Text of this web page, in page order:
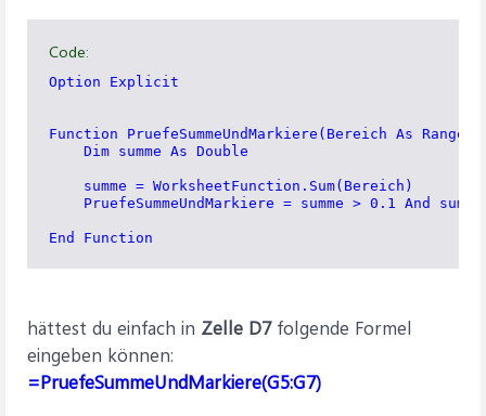
Code:
Option Explicit
Function PruefeSummeUndMarkiere(Bereich As Range)
    Dim summe As Double
    summe = WorksheetFunction.Sum(Bereich)
PruefeSummeUndMarkiere = summe > 0.1 And
hättest du einfach in Zelle D7 folgende Formel
eingeben können:
=PruefeSummeUndMarkiere(G5:G7)